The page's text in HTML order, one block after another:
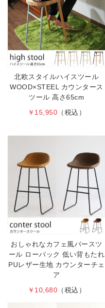
北欧スタイルハイスツール
WOOD×STEEL カウンタース
ツール 高さ65cm
￥15,950 （税込）
おしゃれなカフェ風バースツ
ール ローバック 低い背もたれ
PUレザー生地 カウンターチェ
ア
￥10,680 （税込）